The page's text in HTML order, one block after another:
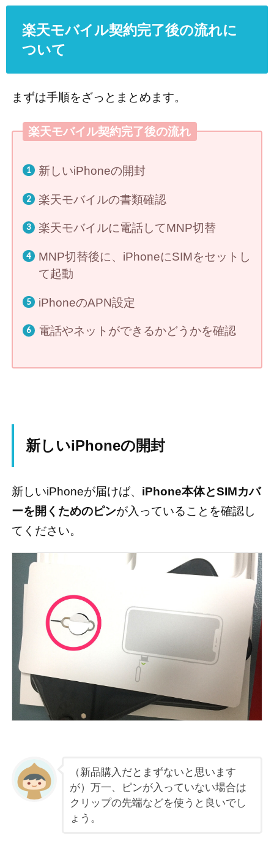
楽天モバイル契約完了後の流れに
ついて
まずは手順をざっとまとめます。
楽天モバイル契約完了後の流れ
新しいiPhoneの開封
楽天モバイルの書類確認
楽天モバイルに電話してMNP切替
MNP切替後に、iPhoneにSIMをセットし
て起動
iPhoneのAPN設定
電話やネットができるかどうかを確認
新しいiPhoneの開封
新しいiPhoneが届けば、 iPhone本体とSIMカバ
ーを開くためのピンが入っていることを確認し
てください。
（新品購入だとまずないと思います
が）万一、ピンが入っていない場合は
クリップの先端などを使うと良いでし
ょう。